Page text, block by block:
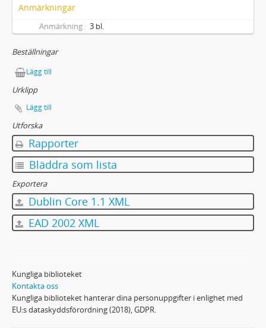
6 - Tågresa.
6 - Uppbrott.
6 - Åska.
6 - Ödegård i blåst.
Manuskript: Dikter.
9 - Manuskript: Den blå rosen (sagospel).
10 - Manuskript: Kåserier
11 - Manuskript: Kortfilmstext (Ungdom på söder).
12 - Manuskript: Översättningar.
15 - Ekonomiska handlingar.
16 - Boksamlingen (köp och försäljningar 1971-1994).
17 - Tidningsurklipp (artiklar, noveller o.a. av Eriks.
Anmärkningar
Anmärkning 3 bl.
Beställningar
Lägg till
Urklipp
Lägg till
Utforska
Rapporter
Bläddra som lista
Exportera
Dublin Core 1.1 XML
EAD 2002 XML
Kungliga biblioteket
Kontakta oss
Kungliga biblioteket hanterar dina personuppgifter i enlighet med
EU:s dataskyddsförordning (2018), GDPR.